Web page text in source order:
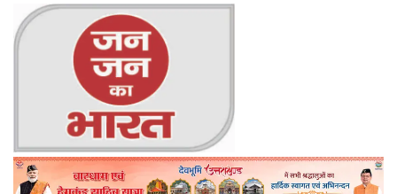
Jan Jan Ka Bharat
Online Trending Hindi News Website